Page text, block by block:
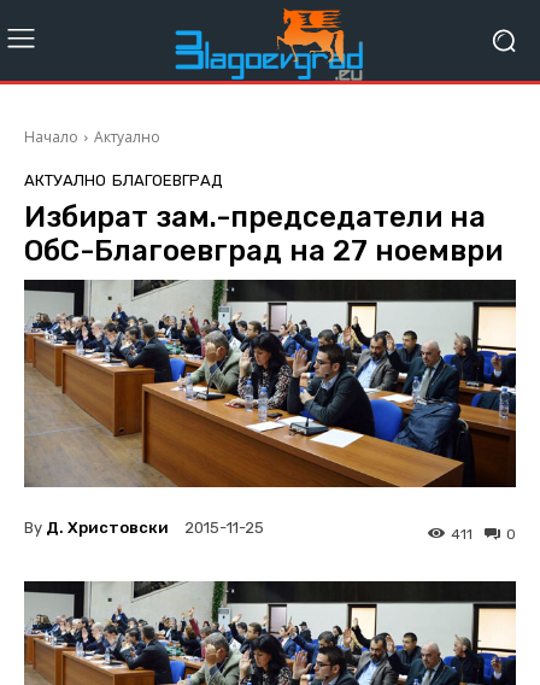
Начало Актуално
АКТУАЛНО БЛАГОЕВГРАД
Избират зам.-председатели на
ОбС-Благоевград на 27 ноември
By Д. Христовски 2015-11-25 0
411